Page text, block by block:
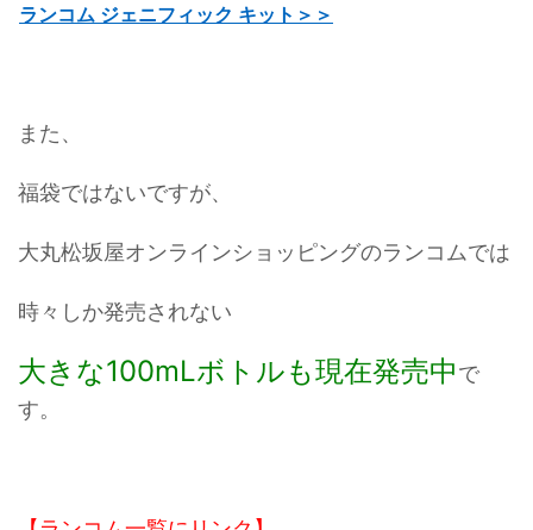
ランコム ジェニフィック キット＞＞
また、
福袋ではないですが、
大丸松坂屋オンラインショッピングのランコムでは
時々しか発売されない
大きな100mLボトルも現在発売中で
す。